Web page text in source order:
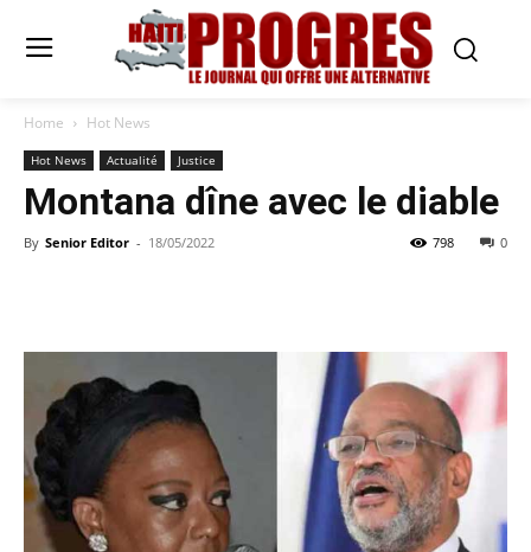
Home Hot News
Hot News Actualité Justice
Montana dîne avec le diable
By Senior Editor - 18/05/2022 0
798